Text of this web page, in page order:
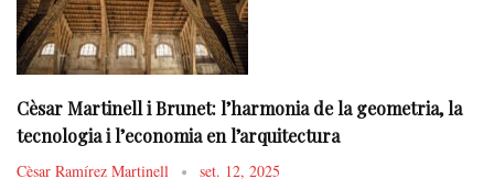
Cèsar Martinell i Brunet: l’harmonia de la geometria, la
tecnologia i l’economia en l’arquitectura
Cèsar Ramírez Martinell set. 12, 2025